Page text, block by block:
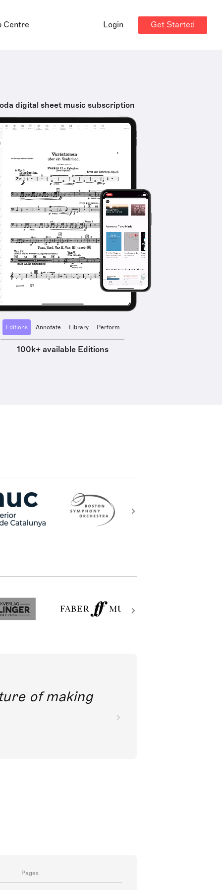
Centre Login Get Started
digital sheet music subscription
Editions Annotate Library Perform
100k+ available Editions
of making
Pages